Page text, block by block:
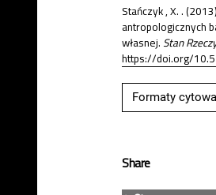
Stańczyk , X. .
antropologicznych
własnej.Stan
https://doi.org/
Formaty
Share